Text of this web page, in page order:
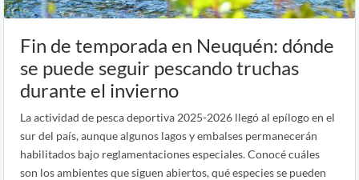
Fin de temporada en Neuquén: dónde
se puede seguir pescando truchas
durante el invierno
La actividad de pesca deportiva 2025-2026 llegó al epílogo en el
sur del país, aunque algunos lagos y embalses permanecerán
habilitados bajo reglamentaciones especiales. Conocé cuáles
son los ambientes que siguen abiertos, qué especies se pueden